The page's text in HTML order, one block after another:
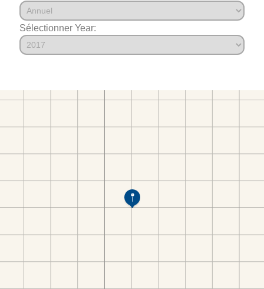
Sélectionner Year: